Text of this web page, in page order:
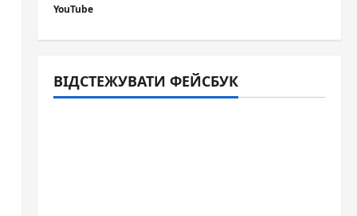
YouTube
ВІДСТЕЖУВАТИ ФЕЙСБУК